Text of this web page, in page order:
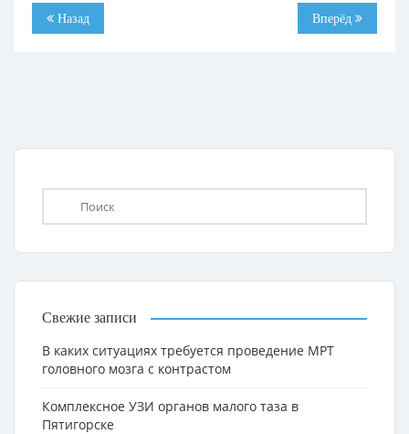
Назад Вперёд
Свежие записи
В каких ситуациях требуется проведение МРТ
головного мозга с контрастом
Комплексное УЗИ органов малого таза в
Пятигорске